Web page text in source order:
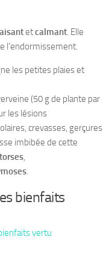
etcalmant. Elle
l’endormissement.
les petites plaies et
(50 g de plante par
les lésions
crevasses, gerçures
imbibée de cette
,
.
bienfaits